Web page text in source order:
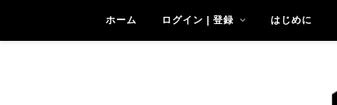
ホーム ログイン | 登録 はじめに